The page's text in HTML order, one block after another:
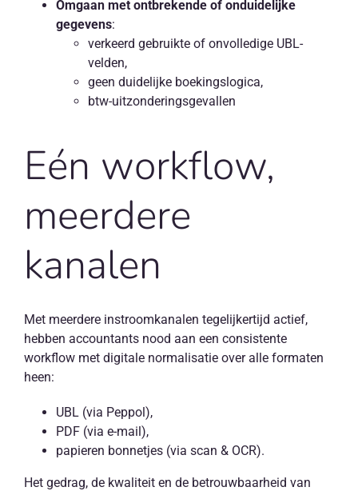
Omgaan met ontbrekende of onduidelijke
gegevens:
verkeerd gebruikte of onvolledige UBL-
velden,
geen duidelijke boekingslogica,
btw-uitzonderingsgevallen
Eén workflow,
meerdere
kanalen
Met meerdere instroomkanalen tegelijkertijd actief,
hebben accountants nood aan een consistente
workflow met digitale normalisatie over alle formaten
heen:
UBL (via Peppol),
PDF (via e-mail),
papieren bonnetjes (via scan & OCR).
Het gedrag, de kwaliteit en de betrouwbaarheid van